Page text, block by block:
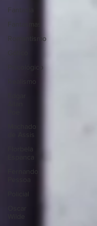
Fantasia
Romantismo
Psicológico
Realismo
Machado
de Assis
Florbela
Espanca
Fernando
Pessoa
Policial